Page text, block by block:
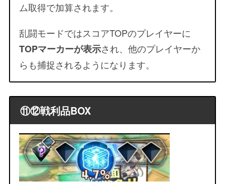
ム取得で加算されます。
乱闘モードではスコアTOPのプレイヤーに
TOPマーカーが表示され、他のプレイヤーか
らも捕捉されるようになります。
⑪⑫戦利品BOX